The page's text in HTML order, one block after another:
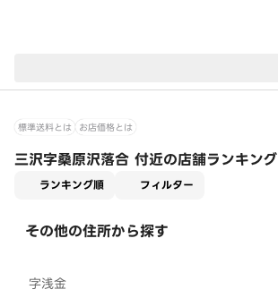
標準送料とは お店価格とは
三沢字桑原沢落合 付近の店舗ランキング
ランキング順 フィルター
その他の住所から探す
字浅金